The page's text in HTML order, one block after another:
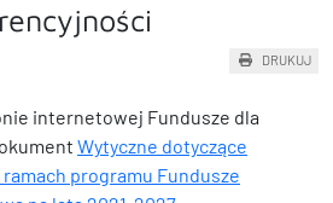
DRUKUJ
internetowej Fundusze dla
Wytyczne dotyczące
programu Fundusze